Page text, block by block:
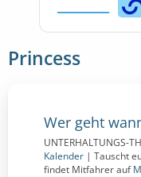
Princess
Wer geht
UNTERHALTUNGS-
Kalender | Tauscht
findet Mitfahrer auf